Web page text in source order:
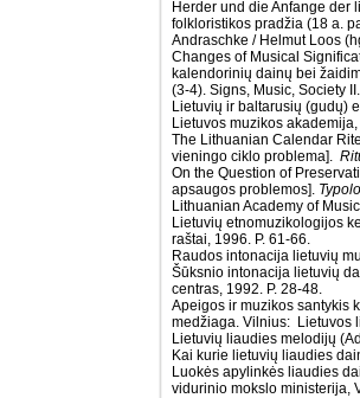
Herder und die Anfange der
folkloristikos pradžia (18 a.
Andraschke / Helmut Loos
Changes of Musical
kalendorinių dainų bei
(3-4). Signs, Music, Society
Lietuvių ir baltarusių (gudų)
Lietuvos muzikos
The Lithuanian Calendar
vieningo ciklo problema].
On the Question of
apsaugos problemos].
Lithuanian Academy of
Lietuvių etnomuzikologijos
raštai, 1996. P. 61-66.
Raudos intonacija lietuvių
Šūksnio intonacija lietuvių
centras, 1992. P. 28-48.
Apeigos ir muzikos santykis
medžiaga. Vilnius: Lietuvos
Lietuvių liaudies melodijų
Kai kurie lietuvių liaudies
Luokės apylinkės liaudies
vidurinio mokslo ministerija,